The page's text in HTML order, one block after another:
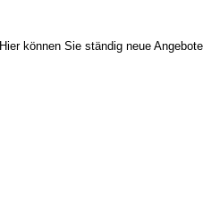
Hier können Sie ständig neue